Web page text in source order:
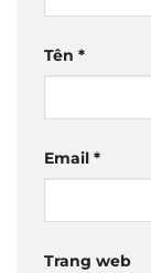
Tên *
Email *
Trang web